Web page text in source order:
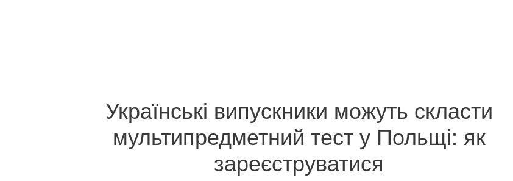
Українські випускники можуть скласти
мультипредметний тест у Польщі: як
зареєструватися